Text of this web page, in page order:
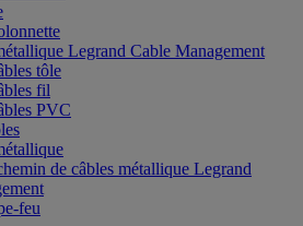
Legrand Cable Management
tôle
fil
PVC
de câbles métallique Legrand
feu